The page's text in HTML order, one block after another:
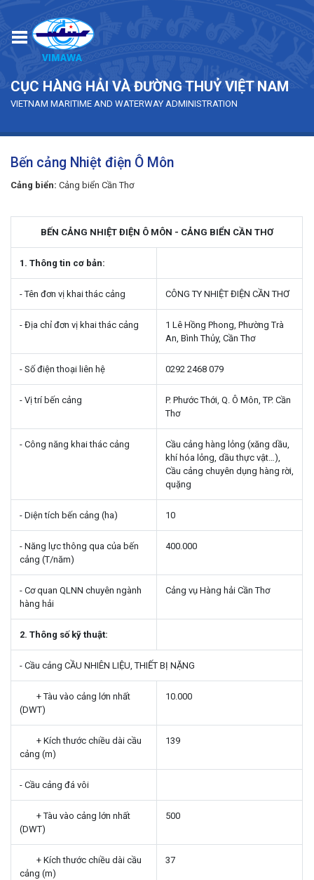
CỤC HÀNG HẢI VÀ ĐƯỜNG THUỶ VIỆT NAM
VIETNAM MARITIME AND WATERWAY ADMINISTRATION
Bến cảng Nhiệt điện Ô Môn
Cảng biển: Cảng biển Cần Thơ
BẾN CẢNG NHIỆT ĐIỆN Ô MÔN - CẢNG BIỂN CẦN THƠ
1. Thông tin cơ bản:
- Tên đơn vị khai thác cảng CÔNG TY NHIỆT ĐIỆN CẦN THƠ
- Địa chỉ đơn vị khai thác cảng
1 Lê Hồng Phong, Phường Trà
An, Bình Thủy, Cần Thơ
- Số điện thoại liên hệ 0292 2468 079
- Vị trí bến cảng
P. Phước Thới, Q. Ô Môn, TP. Cần
Thơ
- Công năng khai thác cảng
Cầu cảng hàng lỏng (xăng dầu,
khí hóa lỏng, dầu thực vật…),
Cầu cảng chuyên dụng hàng rời,
quặng
- Diện tích bến cảng (ha) 10
- Năng lực thông qua của bến
cảng (T/năm)
400.000
- Cơ quan QLNN chuyên ngành
hàng hải
Cảng vụ Hàng hải Cần Thơ
2. Thông số kỹ thuật:
- Cầu cảng CẦU NHIÊN LIỆU, THIẾT BỊ NẶNG
+ Tàu vào cảng lớn nhất
(DWT)
10.000
+ Kích thước chiều dài cầu
cảng (m)
139
- Cầu cảng đá vôi
+ Tàu vào cảng lớn nhất
(DWT)
500
+ Kích thước chiều dài cầu
cảng (m)
37